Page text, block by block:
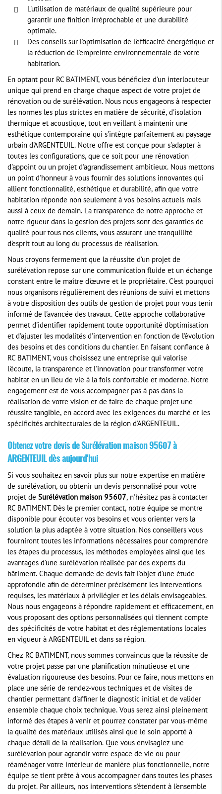
L'utilisation de matériaux de qualité supérieure pour
garantir une finition irréprochable et une durabilité
optimale.
Des conseils sur l'optimisation de l'efficacité énergétique et
la réduction de l'empreinte environnementale de votre
habitation.
En optant pour RC BATIMENT, vous bénéficiez d'un interlocuteur
unique qui prend en charge chaque aspect de votre projet de
rénovation ou de surélévation. Nous nous engageons à respecter
les normes les plus strictes en matière de sécurité, d'isolation
thermique et acoustique, tout en veillant à maintenir une
esthétique contemporaine qui s'intègre parfaitement au paysage
urbain d'ARGENTEUIL. Notre offre est conçue pour s'adapter à
toutes les configurations, que ce soit pour une rénovation
d'appoint ou un projet d'agrandissement ambitieux. Nous mettons
un point d'honneur à vous fournir des solutions innovantes qui
allient fonctionnalité, esthétique et durabilité, afin que votre
habitation réponde non seulement à vos besoins actuels mais
aussi à ceux de demain. La transparence de notre approche et
notre rigueur dans la gestion des projets sont des garanties de
qualité pour tous nos clients, vous assurant une tranquillité
d'esprit tout au long du processus de réalisation.
Nous croyons fermement que la réussite d'un projet de
surélévation repose sur une communication fluide et un échange
constant entre le maître d'œuvre et le propriétaire. C'est pourquoi
nous organisons régulièrement des réunions de suivi et mettons
à votre disposition des outils de gestion de projet pour vous tenir
informé de l'avancée des travaux. Cette approche collaborative
permet d'identifier rapidement toute opportunité d'optimisation
et d'ajuster les modalités d'intervention en fonction de l'évolution
des besoins et des conditions du chantier. En faisant confiance à
RC BATIMENT, vous choisissez une entreprise qui valorise
l'écoute, la transparence et l'innovation pour transformer votre
habitat en un lieu de vie à la fois confortable et moderne. Notre
engagement est de vous accompagner pas à pas dans la
réalisation de votre vision et de faire de chaque projet une
réussite tangible, en accord avec les exigences du marché et les
spécificités architecturales de la région d'ARGENTEUIL.
Obtenez votre devis deSurélévation maison 95607à
ARGENTEUIL dès aujourd'hui
Si vous souhaitez en savoir plus sur notre expertise en matière
de surélévation, ou obtenir un devis personnalisé pour votre
projet de Surélévation maison 95607, n'hésitez pas à contacter
RC BATIMENT. Dès le premier contact, notre équipe se montre
disponible pour écouter vos besoins et vous orienter vers la
solution la plus adaptée à votre situation. Nos conseillers vous
fourniront toutes les informations nécessaires pour comprendre
les étapes du processus, les méthodes employées ainsi que les
avantages d'une surélévation réalisée par des experts du
bâtiment. Chaque demande de devis fait l'objet d'une étude
approfondie afin de déterminer précisément les interventions
requises, les matériaux à privilégier et les délais envisageables.
Nous nous engageons à répondre rapidement et efficacement, en
vous proposant des options personnalisées qui tiennent compte
des spécificités de votre habitat et des réglementations locales
en vigueur à ARGENTEUIL et dans sa région.
Chez RC BATIMENT, nous sommes convaincus que la réussite de
votre projet passe par une planification minutieuse et une
évaluation rigoureuse des besoins. Pour ce faire, nous mettons en
place une série de rendez-vous techniques et de visites de
chantier permettant d'affiner le diagnostic initial et de valider
ensemble chaque choix technique. Vous serez ainsi pleinement
informé des étapes à venir et pourrez constater par vous-même
la qualité des matériaux utilisés ainsi que le soin apporté à
chaque détail de la réalisation. Que vous envisagiez une
surélévation pour agrandir votre espace de vie ou pour
réaménager votre intérieur de manière plus fonctionnelle, notre
équipe se tient prête à vous accompagner dans toutes les phases
du projet. Par ailleurs, nos interventions s'étendent à l'ensemble